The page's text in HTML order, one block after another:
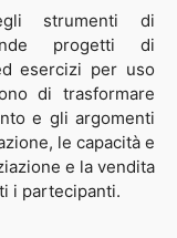
strumenti di
progetti di
esercizi per uso
di trasformare
e gli argomenti
le capacità e
e la vendita
i partecipanti.